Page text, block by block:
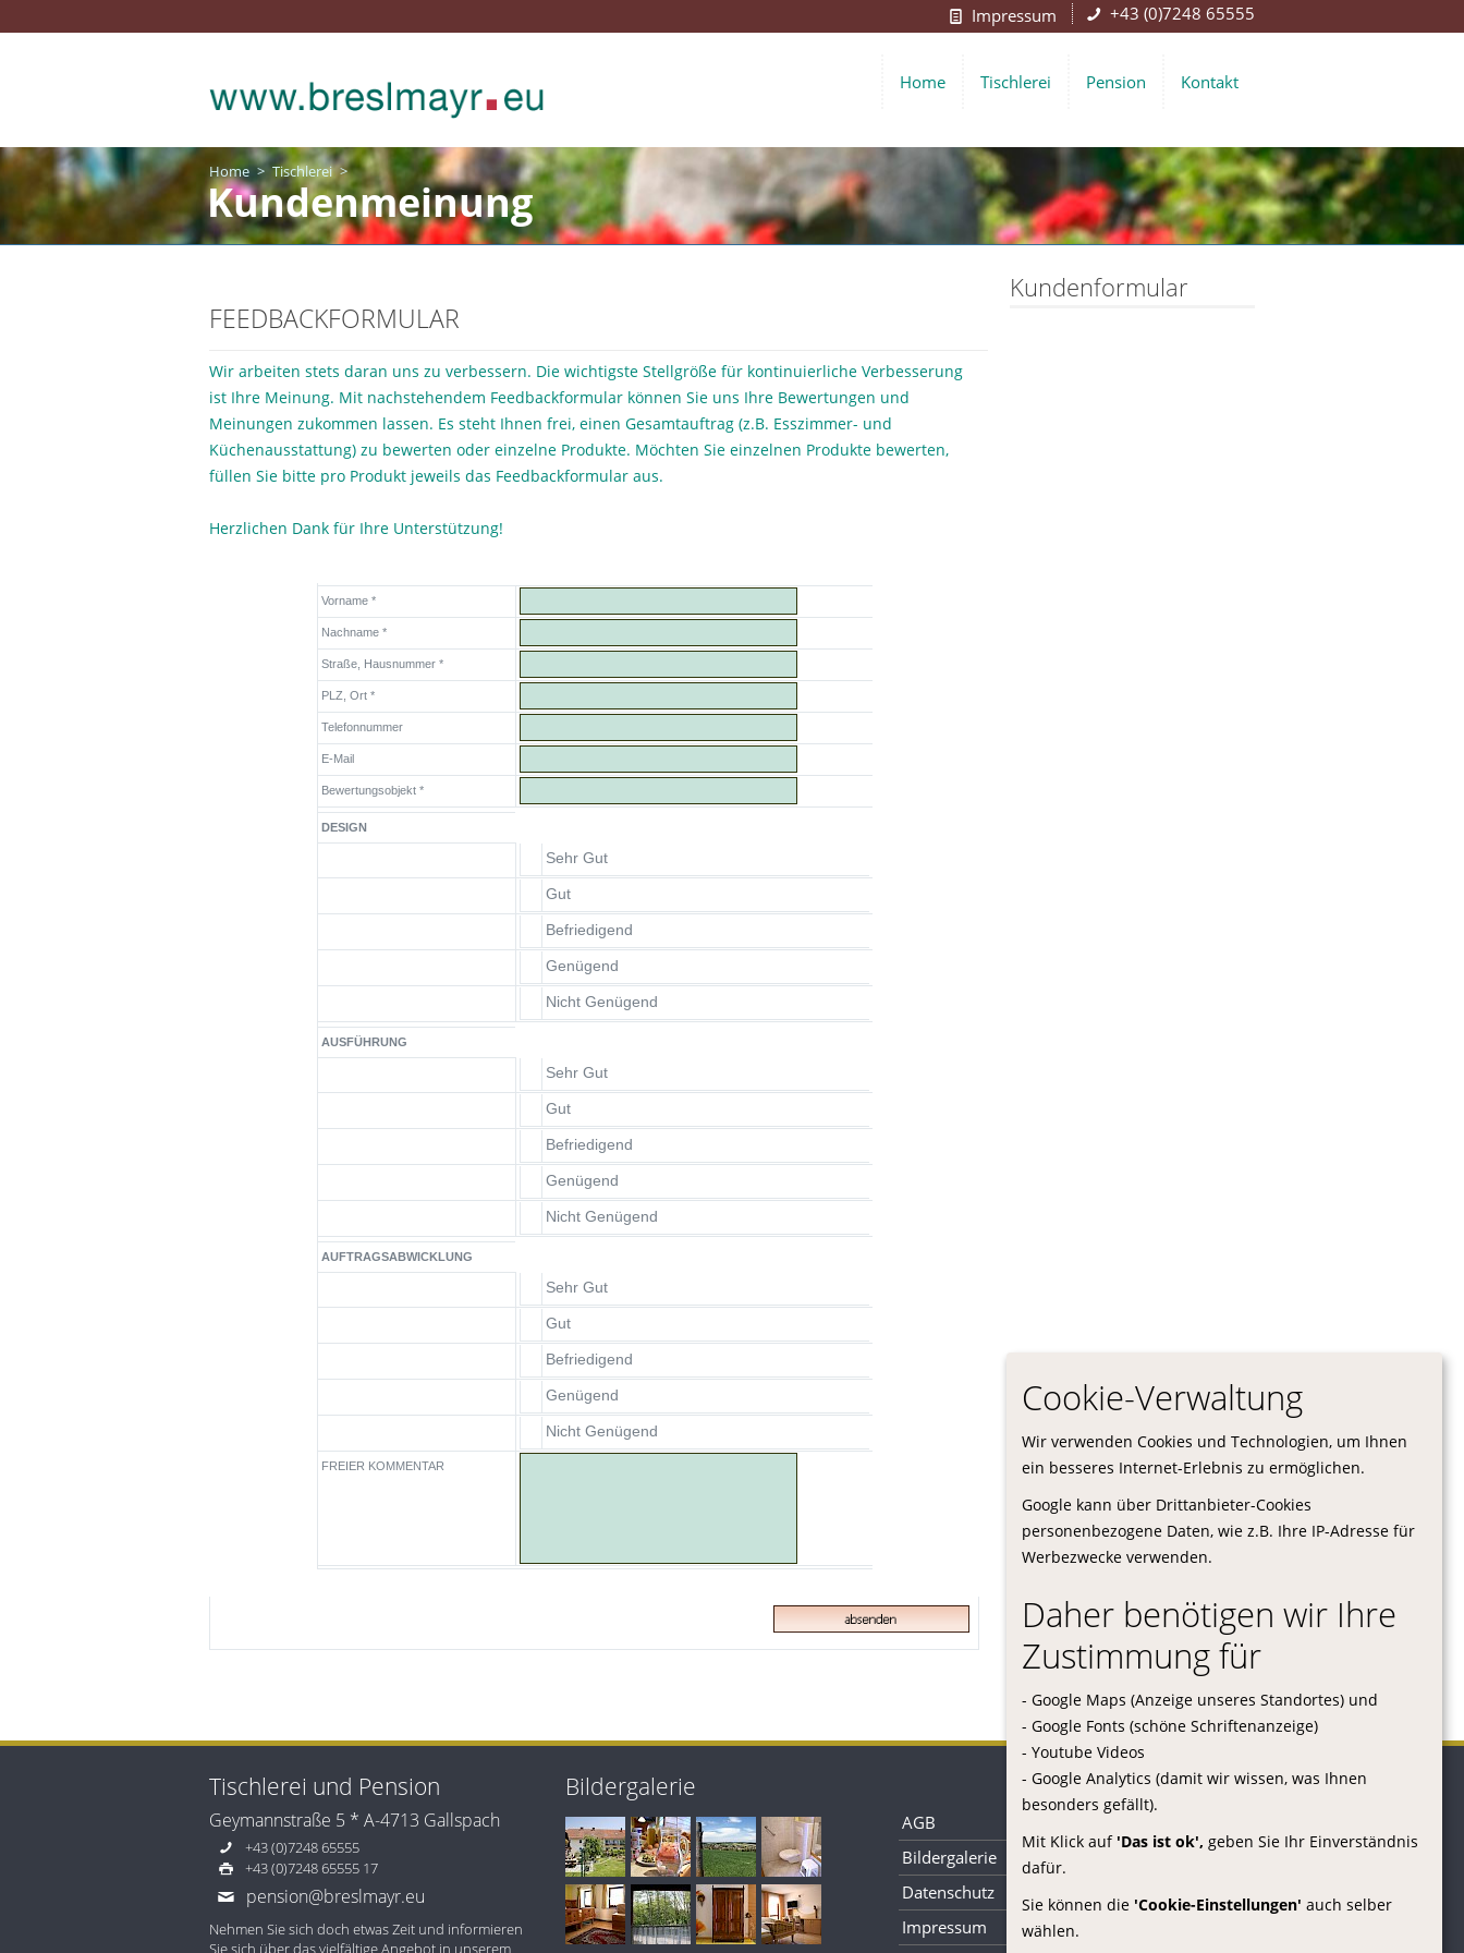
+43 (0)7248 65555
Impressum
Home Tischlerei Pension Kontakt
Home > Tischlerei >
Kundenmeinung
FEEDBACKFORMULAR
Wir arbeiten stets daran uns zu verbessern. Die wichtigste Stellgröße für kontinuierliche Verbesserung
ist Ihre Meinung. Mit nachstehendem Feedbackformular können Sie uns Ihre Bewertungen und
Meinungen zukommen lassen. Es steht Ihnen frei, einen Gesamtauftrag (z.B. Esszimmer- und
Küchenausstattung) zu bewerten oder einzelne Produkte. Möchten Sie einzelnen Produkte bewerten,
füllen Sie bitte pro Produkt jeweils das Feedbackformular aus.
Herzlichen Dank für Ihre Unterstützung!
Vorname *
Nachname *
Straße, Hausnummer *
PLZ, Ort *
Telefonnummer
E-Mail
Bewertungsobjekt *
DESIGN
Sehr Gut
Gut
Befriedigend
Genügend
Nicht Genügend
AUSFÜHRUNG
Sehr Gut
Gut
Befriedigend
Genügend
Nicht Genügend
AUFTRAGSABWICKLUNG
Sehr Gut
Gut
Befriedigend
Genügend
Nicht Genügend
FREIER KOMMENTAR
Kundenformular
Tischlerei und Pension
Geymannstraße 5 * A-4713 Gallspach
+43 (0)7248 65555
+43 (0)7248 65555 17
pension@breslmayr.eu
Nehmen Sie sich doch etwas Zeit und informieren
Bildergalerie
AGB
Bildergalerie
Datenschutz
Impressum
Cookie-Verwaltung
Wir verwenden Cookies und Technologien, um Ihnen
ein besseres Internet-Erlebnis zu ermöglichen.
Google kann über Drittanbieter-Cookies
personenbezogene Daten, wie z.B. Ihre IP-Adresse für
Werbezwecke verwenden.
Daher benötigen wir Ihre
Zustimmung für
- Google Maps (Anzeige unseres Standortes) und
- Google Fonts (schöne Schriftenanzeige)
- Youtube Videos
- Google Analytics (damit wir wissen, was Ihnen
besonders gefällt).
Mit Klick auf 'Das ist ok', geben Sie Ihr Einverständnis
dafür.
Sie können die 'Cookie-Einstellungen' auch selber
wählen.